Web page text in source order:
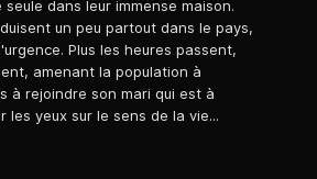
dans leur immense maison.
un peu partout dans le pays,
Plus les heures passent,
amenant la population à
à rejoindre son mari qui est à
les yeux sur le sens de la vie...